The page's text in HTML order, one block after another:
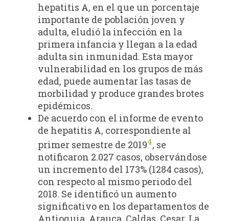
hepatitis A, en el que un porcentaje
importante de población joven y
adulta, eludió la infección en la
primera infancia y llegan a la edad
adulta sin inmunidad. Esta mayor
vulnerabilidad en los grupos de más
edad, puede aumentar las tasas de
morbilidad y produce grandes brotes
epidémicos.
De acuerdo con el informe de evento
de hepatitis A, correspondiente al
primer semestre de 20194, se
notificaron 2.027 casos, observándose
un incremento del 173% (1284 casos),
con respecto al mismo periodo del
2018. Se identificó un aumento
significativo en los departamentos de
Antioquia, Arauca, Caldas, Cesar, La